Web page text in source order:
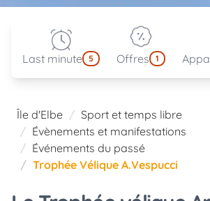
Last minute 5 Offres 1
Île d'Elbe
Sport et temps libre
Évènements et manifestations
Événements du passé
Trophée Vélique A.Vespucci